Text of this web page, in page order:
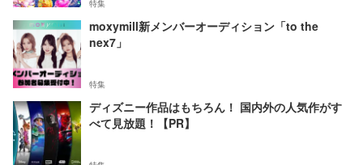
特集
moxymill新メンバーオーディション「to the
nex7」
特集
ディズニー作品はもちろん！ 国内外の人気作がす
べて見放題！【PR】